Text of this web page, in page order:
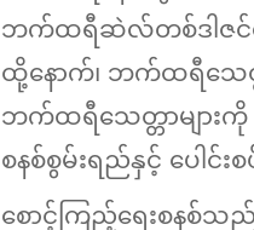
ဘက်ထရီဆဲလ်တစ်ဒါဇင်
ထို့နောက်၊ ဘက်ထရီသေတ္
ဘက်ထရီသေတ္တာမျာ
စနစ်စွမ်းရည်နှင့် ပေါ
စောင့်ကြည့်ရေးစနစ်သ